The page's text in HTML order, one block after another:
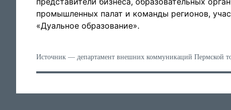
промышленных палат и команды регионов,
«Дуальное образование».
Источник — департамент внешних коммуникаций Пермской